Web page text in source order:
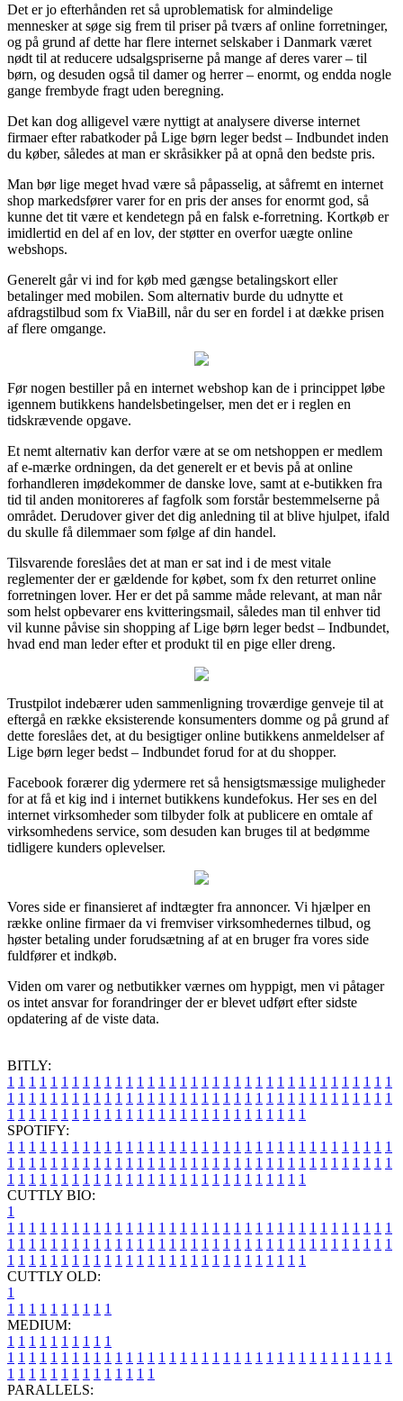
Det er jo efterhånden ret så uproblematisk for almindelige
mennesker at søge sig frem til priser på tværs af online forretninger,
og på grund af dette har flere internet selskaber i Danmark været
nødt til at reducere udsalgspriserne på mange af deres varer – til
børn, og desuden også til damer og herrer – enormt, og endda nogle
gange frembyde fragt uden beregning.
Det kan dog alligevel være nyttigt at analysere diverse internet
firmaer efter rabatkoder på Lige børn leger bedst – Indbundet inden
du køber, således at man er skråsikker på at opnå den bedste pris.
Man bør lige meget hvad være så påpasselig, at såfremt en internet
shop markedsfører varer for en pris der anses for enormt god, så
kunne det tit være et kendetegn på en falsk e-forretning. Kortkøb er
imidlertid en del af en lov, der støtter en overfor uægte online
webshops.
Generelt går vi ind for køb med gængse betalingskort eller
betalinger med mobilen. Som alternativ burde du udnytte et
afdragstilbud som fx ViaBill, når du ser en fordel i at dække prisen
af flere omgange.
Før nogen bestiller på en internet webshop kan de i princippet løbe
igennem butikkens handelsbetingelser, men det er i reglen en
tidskrævende opgave.
Et nemt alternativ kan derfor være at se om netshoppen er medlem
af e-mærke ordningen, da det generelt er et bevis på at online
forhandleren imødekommer de danske love, samt at e-butikken fra
tid til anden monitoreres af fagfolk som forstår bestemmelserne på
området. Derudover giver det dig anledning til at blive hjulpet, ifald
du skulle få dilemmaer som følge af din handel.
Tilsvarende foreslåes det at man er sat ind i de mest vitale
reglementer der er gældende for købet, som fx den returret online
forretningen lover. Her er det på samme måde relevant, at man når
som helst opbevarer ens kvitteringsmail, således man til enhver tid
vil kunne påvise sin shopping af Lige børn leger bedst – Indbundet,
hvad end man leder efter et produkt til en pige eller dreng.
Trustpilot indebærer uden sammenligning troværdige genveje til at
eftergå en række eksisterende konsumenters domme og på grund af
dette foreslåes det, at du besigtiger online butikkens anmeldelser af
Lige børn leger bedst – Indbundet forud for at du shopper.
Facebook forærer dig ydermere ret så hensigtsmæssige muligheder
for at få et kig ind i internet butikkens kundefokus. Her ses en del
internet virksomheder som tilbyder folk at publicere en omtale af
virksomhedens service, som desuden kan bruges til at bedømme
tidligere kunders oplevelser.
Vores side er finansieret af indtægter fra annoncer. Vi hjælper en
række online firmaer da vi fremviser virksomhedernes tilbud, og
høster betaling under forudsætning af at en bruger fra vores side
fuldfører et indkøb.
Viden om varer og netbutikker værnes om hyppigt, men vi påtager
os intet ansvar for forandringer der er blevet udført efter sidste
opdatering af de viste data.
BITLY:
1 1 1 1 1 1 1 1 1 1 1 1 1 1 1 1 1 1 1 1 1 1 1 1 1 1 1 1 1 1 1 1 1 1 1 1
1 1 1 1 1 1 1 1 1 1 1 1 1 1 1 1 1 1 1 1 1 1 1 1 1 1 1 1 1 1 1 1 1 1 1 1
1 1 1 1 1 1 1 1 1 1 1 1 1 1 1 1 1 1 1 1 1 1 1 1 1 1 1 1
SPOTIFY:
1 1 1 1 1 1 1 1 1 1 1 1 1 1 1 1 1 1 1 1 1 1 1 1 1 1 1 1 1 1 1 1 1 1 1 1
1 1 1 1 1 1 1 1 1 1 1 1 1 1 1 1 1 1 1 1 1 1 1 1 1 1 1 1 1 1 1 1 1 1 1 1
1 1 1 1 1 1 1 1 1 1 1 1 1 1 1 1 1 1 1 1 1 1 1 1 1 1 1 1
CUTTLY BIO:
1
1 1 1 1 1 1 1 1 1 1 1 1 1 1 1 1 1 1 1 1 1 1 1 1 1 1 1 1 1 1 1 1 1 1 1 1
1 1 1 1 1 1 1 1 1 1 1 1 1 1 1 1 1 1 1 1 1 1 1 1 1 1 1 1 1 1 1 1 1 1 1 1
1 1 1 1 1 1 1 1 1 1 1 1 1 1 1 1 1 1 1 1 1 1 1 1 1 1 1 1
CUTTLY OLD:
1
1 1 1 1 1 1 1 1 1 1
MEDIUM:
1 1 1 1 1 1 1 1 1 1
1 1 1 1 1 1 1 1 1 1 1 1 1 1 1 1 1 1 1 1 1 1 1 1 1 1 1 1 1 1 1 1 1 1 1 1
1 1 1 1 1 1 1 1 1 1 1 1 1 1
PARALLELS: